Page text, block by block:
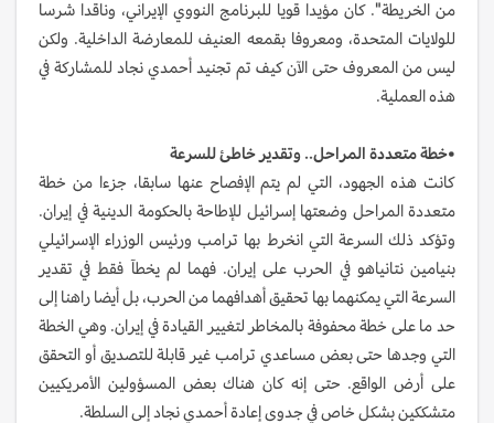
من الخريطة". كان مؤيدا قويا للبرنامج النووي الإيراني، وناقدا شرسا
للولايات المتحدة، ومعروفا بقمعه العنيف للمعارضة الداخلية. ولكن
ليس من المعروف حتى الآن كيف تم تجنيد أحمدي نجاد للمشاركة في
هذه العملية.
•خطة متعددة المراحل.. وتقدير خاطئ للسرعة
كانت هذه الجهود، التي لم يتم الإفصاح عنها سابقا، جزءا من خطة
متعددة المراحل وضعتها إسرائيل للإطاحة بالحكومة الدينية في إيران.
وتؤكد ذلك السرعة التي انخرط بها ترامب ورئيس الوزراء الإسرائيلي
بنيامين نتانياهو في الحرب على إيران. فهما لم يخطآ فقط في تقدير
السرعة التي يمكنهما بها تحقيق أهدافهما من الحرب، بل أيضا راهنا إلى
حد ما على خطة محفوفة بالمخاطر لتغيير القيادة في إيران. وهي الخطة
التي وجدها حتى بعض مساعدي ترامب غير قابلة للتصديق أو التحقق
على أرض الواقع. حتى إنه كان هناك بعض المسؤولين الأمريكيين
متشككين بشكل خاص في جدوى إعادة أحمدي نجاد إلى السلطة.